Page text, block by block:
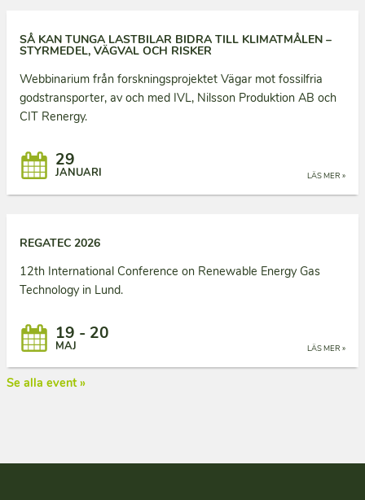
SÅ KAN TUNGA LASTBILAR BIDRA TILL KLIMATMÅLEN –
STYRMEDEL, VÄGVAL OCH RISKER
Webbinarium från forskningsprojektet Vägar mot fossilfria
godstransporter, av och med IVL, Nilsson Produktion AB och
CIT Renergy.
LÄS MER »
29
JANUARI
REGATEC 2026
12th International Conference on Renewable Energy Gas
Technology in Lund.
LÄS MER »
19 - 20
MAJ
Se alla event »